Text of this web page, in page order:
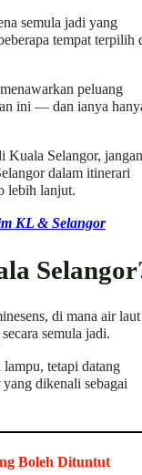
semula jadi yang
tempat terpilih
peluang
ini — dan ianya
Kuala Selangor, jangan
dalam itinerari
lebih lanjut.
KL & Selangor
di mana air laut
semula jadi.
tetapi datang
dikenali sebagai
Boleh Dituntut